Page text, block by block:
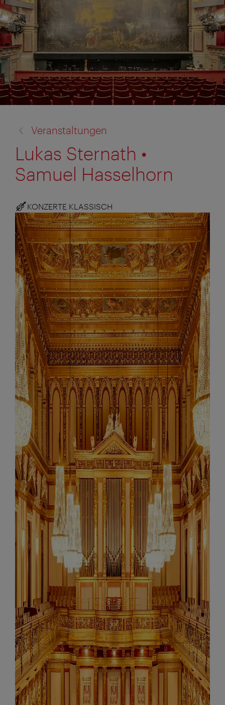
zu:
Veranstaltungen
Lukas Sternath •
Samuel Hasselhorn
KONZERTE KLASSISCH